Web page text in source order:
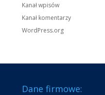
Kanał wpisów
Kanał komentarzy
WordPress.org
Dane firmowe: